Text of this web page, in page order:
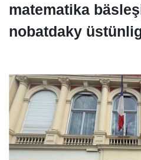
matematika
nobatdaky